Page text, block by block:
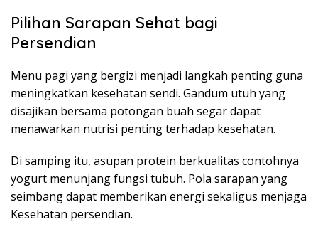
Pilihan Sarapan Sehat bagi
Persendian
Menu pagi yang bergizi menjadi langkah penting guna
meningkatkan kesehatan sendi. Gandum utuh yang
disajikan bersama potongan buah segar dapat
menawarkan nutrisi penting terhadap kesehatan.
Di samping itu, asupan protein berkualitas contohnya
yogurt menunjang fungsi tubuh. Pola sarapan yang
seimbang dapat memberikan energi sekaligus menjaga
Kesehatan persendian.